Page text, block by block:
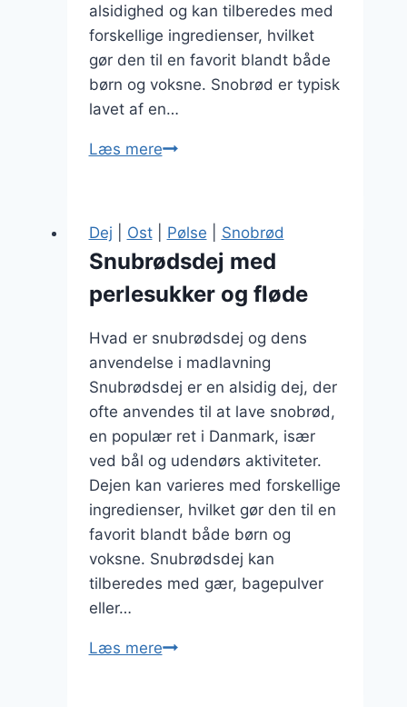
alsidighed og kan tilberedes med
forskellige ingredienser, hvilket
gør den til en favorit blandt både
børn og voksne. Snobrød er typisk
lavet af en…
Læs mereSnobrødsdej
citron
Dej Ost| Pølse Snobrød
Snubrødsdej med
perlesukker og fløde
Hvad er snubrødsdej og dens
anvendelse i madlavning
Snubrødsdej er en alsidig dej, der
ofte anvendes til at lave snobrød,
en populær ret i Danmark, især
ved bål og udendørs aktiviteter.
Dejen kan varieres med forskellige
ingredienser, hvilket gør den til en
favorit blandt både børn og
voksne. Snubrødsdej kan
tilberedes med gær, bagepulver
eller…
Læs mereSnubrødsdej